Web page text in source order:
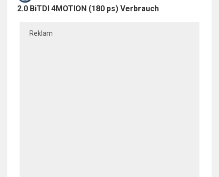
2.0 BiTDI 4MOTION (180 ps) Verbrauch
Reklam